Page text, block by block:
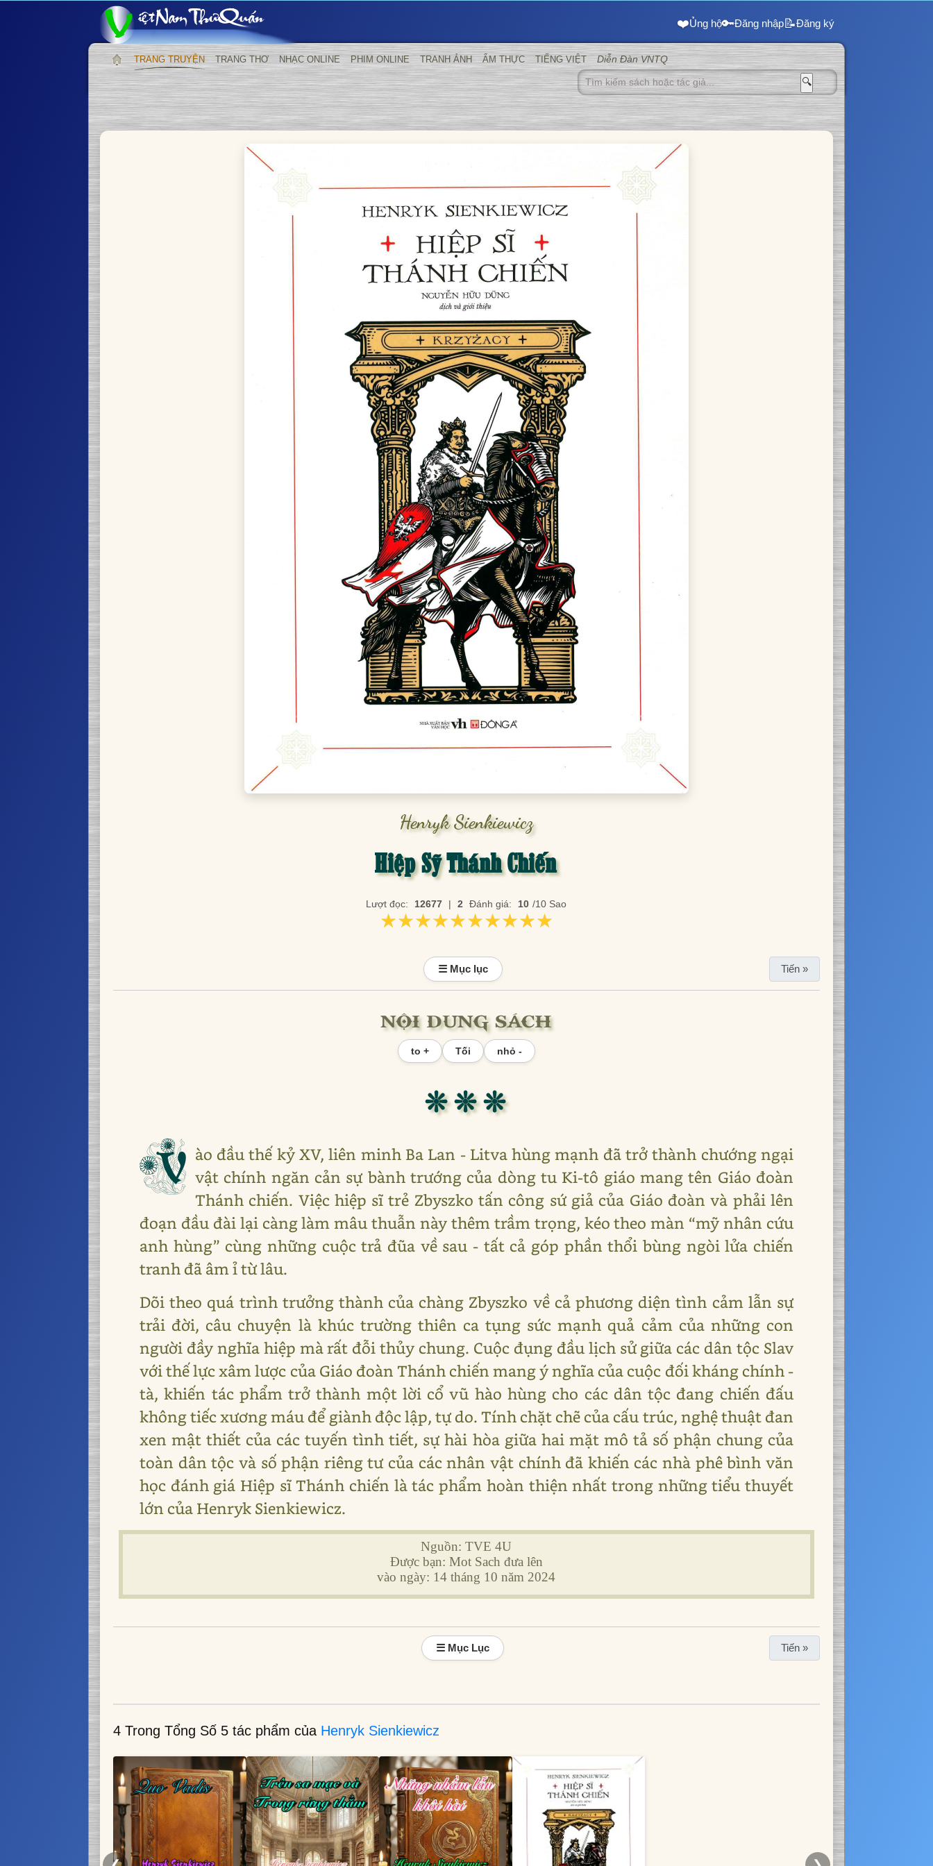
❤️Ủng hộ🔑Đăng nhập📝Đăng ký
TRANG TRUYỆN TRANG THƠ NHẠC ONLINE PHIM ONLINE TRANH ẢNH ẨM THỰC TIẾNG VIỆT Diễn Đàn VNTQ
🔍
Henryk Sienkiewicz
Hiệp Sỹ Thánh Chiến
Lượt đọc: 12677 | 2 Đánh giá: 10 /10 Sao
★★★★★★★★★★
★★★★★★★★★★
☰ Mục lục Tiến »
NỘI DUNG SÁCH
to + Tối nhỏ -
❊ ❊ ❊
V ào đầu thế kỷ XV, liên minh Ba Lan - Litva hùng mạnh đã trở thành chướng ngại
vật chính ngăn cản sự bành trướng của dòng tu Ki-tô giáo mang tên Giáo đoàn
Thánh chiến. Việc hiệp sĩ trẻ Zbyszko tấn công sứ giả của Giáo đoàn và phải lên
đoạn đầu đài lại càng làm mâu thuẫn này thêm trầm trọng, kéo theo màn “mỹ nhân cứu
anh hùng” cùng những cuộc trả đũa về sau - tất cả góp phần thổi bùng ngòi lửa chiến
tranh đã âm ỉ từ lâu.
Dõi theo quá trình trưởng thành của chàng Zbyszko về cả phương diện tình cảm lẫn sự
trải đời, câu chuyện là khúc trường thiên ca tụng sức mạnh quả cảm của những con
người đầy nghĩa hiệp mà rất đỗi thủy chung. Cuộc đụng đầu lịch sử giữa các dân tộc Slav
với thế lực xâm lược của Giáo đoàn Thánh chiến mang ý nghĩa của cuộc đối kháng chính -
tà, khiến tác phẩm trở thành một lời cổ vũ hào hùng cho các dân tộc đang chiến đấu
không tiếc xương máu để giành độc lập, tự do. Tính chặt chẽ của cấu trúc, nghệ thuật đan
xen mật thiết của các tuyến tình tiết, sự hài hòa giữa hai mặt mô tả số phận chung của
toàn dân tộc và số phận riêng tư của các nhân vật chính đã khiến các nhà phê bình văn
học đánh giá Hiệp sĩ Thánh chiến là tác phẩm hoàn thiện nhất trong những tiểu thuyết
lớn của Henryk Sienkiewicz.
Nguồn: TVE 4U
Được bạn: Mot Sach đưa lên
vào ngày: 14 tháng 10 năm 2024
☰ Mục Lục Tiến »
4 Trong Tổng Số 5 tác phẩm của Henryk Sienkiewicz